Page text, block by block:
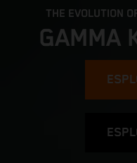
THE EVOLUTION
GAMMA